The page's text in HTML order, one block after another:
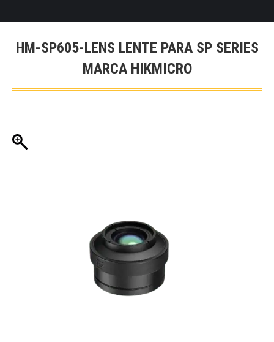
HM-SP605-LENS LENTE PARA SP SERIES
MARCA HIKMICRO